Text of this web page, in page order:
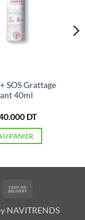
SOS Grattage
40ml
:
DTLe
actuel
PANIER
MasterCard
Delivery
NAVITRENDS